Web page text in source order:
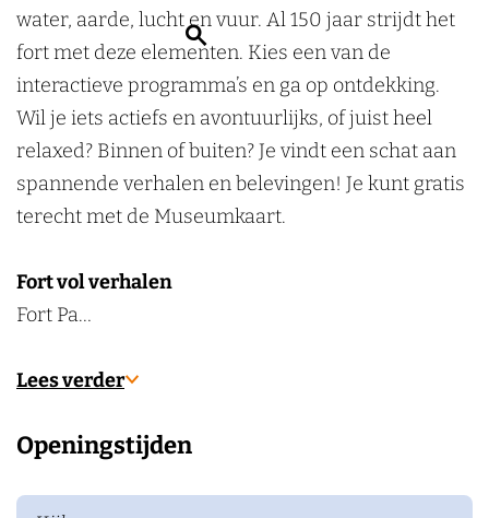
Z
o
e
k
e
n
water, aarde, lucht en vuur. Al 150 jaar strijdt het
fort met deze elementen. Kies een van de
interactieve programma’s en ga op ontdekking.
Wil je iets actiefs en avontuurlijks, of juist heel
relaxed? Binnen of buiten? Je vindt een schat aan
spannende verhalen en belevingen! Je kunt gratis
terecht met de Museumkaart.
Fort vol verhalen
Fort Pa…
Lees verder
Openingstijden